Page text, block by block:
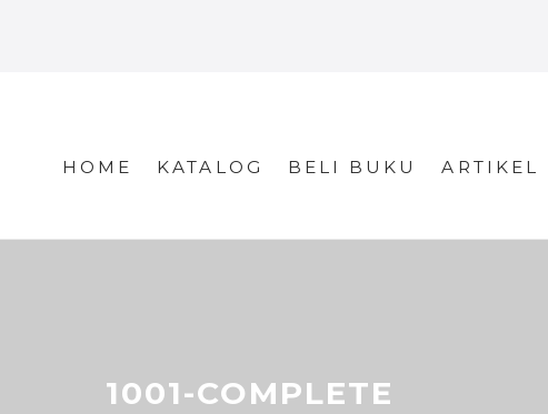
HOME KATALOG BELI BUKU ARTIKEL
1001-COMPLETE